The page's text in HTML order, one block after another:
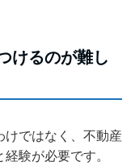
けるのが難し
ではなく、不動産
験が必要です。